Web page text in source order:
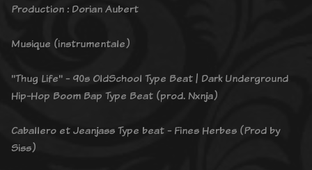
Production : Dorian Aubert
Musique (instrumentale)
"Thug Life" - 90s OldSchool Type Beat | Dark Underground
Hip-Hop Boom Bap Type Beat (prod. Nxnja)
Caballero et Jeanjass Type beat - Fines Herbes (Prod by
Siss)